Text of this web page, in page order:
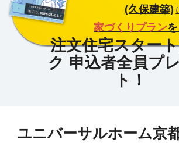
(久保建築)
家づくりプラン
ユニバーサルホーム京